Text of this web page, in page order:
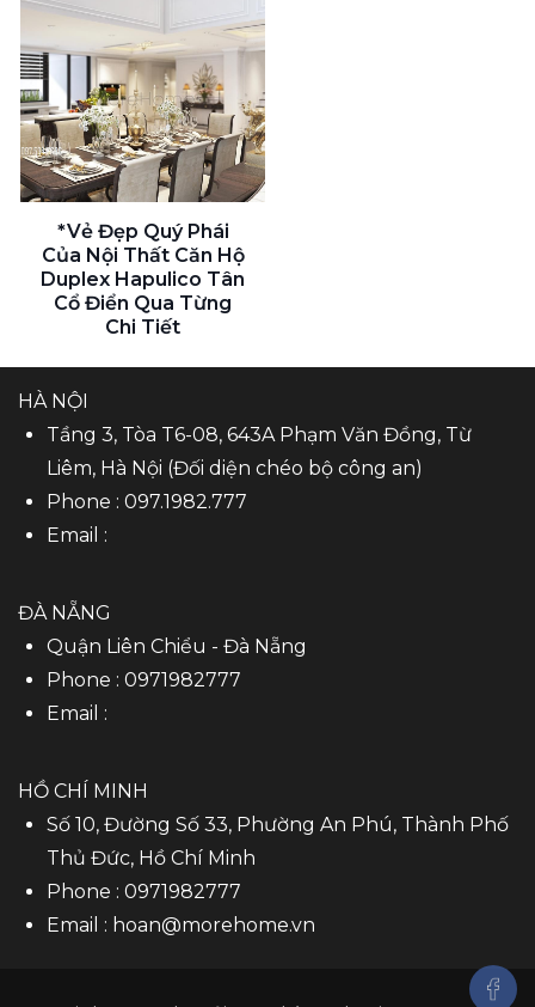
*Vẻ Đẹp Quý Phái
Của Nội Thất Căn Hộ
Duplex Hapulico Tân
Cổ Điển Qua Từng
Chi Tiết
HÀ NỘI
Tầng 3, Tòa T6-08, 643A Phạm Văn Đồng, Từ
Liêm, Hà Nội (Đối diện chéo bộ công an)
Phone : 097.1982.777
Email :
ĐÀ NẴNG
Quận Liên Chiểu - Đà Nẵng
Phone : 0971982777
Email :
HỒ CHÍ MINH
Số 10, Đường Số 33, Phường An Phú, Thành Phố
Thủ Đức, Hồ Chí Minh
Phone : 0971982777
Email : hoan@morehome.vn